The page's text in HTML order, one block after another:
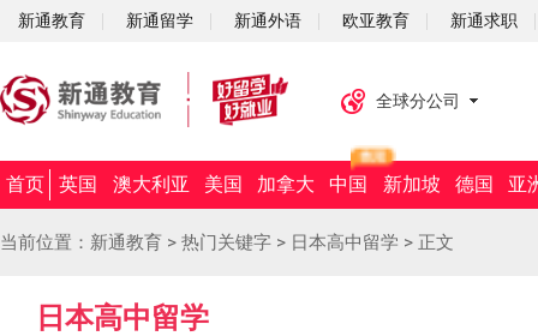
新通教育 新通留学 新通外语 欧亚教育 新通求职
全球分公司
首页 英国 澳大利亚 美国 加拿大 中国 新加坡 德国 亚
当前位置： 新通教育 > 热门关键字 > 日本高中留学 > 正文
日本高中留学